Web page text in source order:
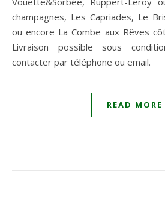
champagnes, Les Capriades, Le
ou encore La Combe aux Rêves
Livraison possible sous
contacter par téléphone ou email.
READ MORE